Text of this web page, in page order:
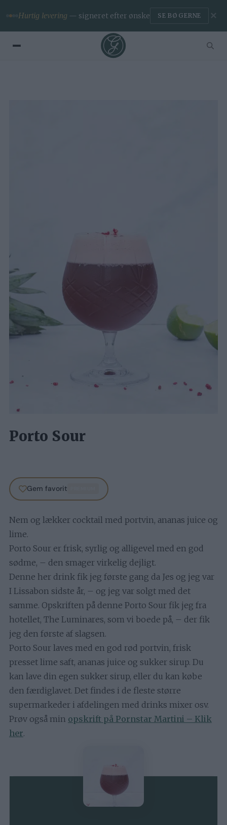
Premium— ingen reklamer & app BLIV MEDLEM ✕
Porto Sour
Gem favorit
Nem og lækker cocktail med portvin, ananas juice og
lime.
Porto Sour er frisk, syrlig og alligevel med en god
sødme, – den smager virkelig dejligt.
Denne her drink fik jeg første gang da Jes og jeg var
I Lissabon sidste år, – og jeg var solgt med det
samme. Opskriften på denne Porto Sour fik jeg fra
hotellet, The Luminares, som vi boede på, – der fik
jeg den første af slagsen.
Porto Sour laves med en god rød portvin, frisk
presset lime saft, ananas juice og sukker sirup. Du
kan lave din egen sukker sirup, eller du kan købe
den færdiglavet. Det findes i de fleste større
supermarkeder i afdelingen med drinks mixer osv.
Prøv også min opskrift på Pornstar Martini – Klik
her.